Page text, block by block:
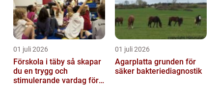
01 juli 2026
Förskola i täby så skapar
du en trygg och
stimulerande vardag för
01 juli 2026
Agarplatta grunden för
säker bakteriediagnostik